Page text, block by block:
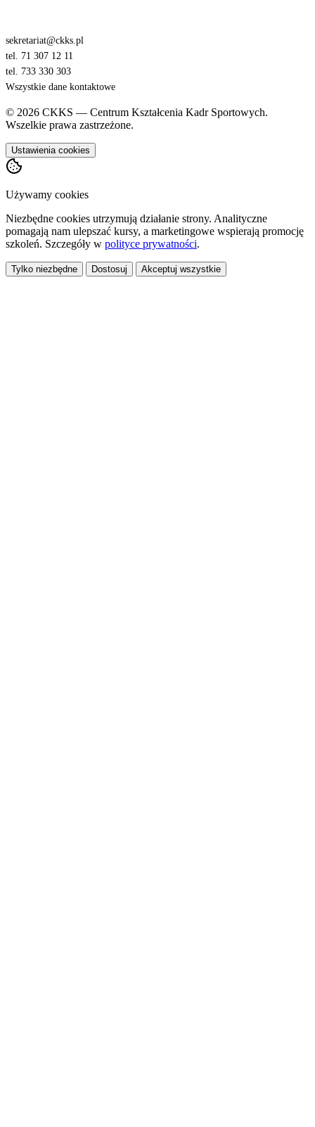
sekretariat@ckks.pl
tel. 71 307 12 11
tel. 733 330 303
Wszystkie dane kontaktowe
© 2026 CKKS — Centrum Kształcenia Kadr Sportowych.
Wszelkie prawa zastrzeżone.
Ustawienia cookies
Używamy cookies
Niezbędne cookies utrzymują działanie strony. Analityczne
pomagają nam ulepszać kursy, a marketingowe wspierają promocję
szkoleń. Szczegóły w polityce prywatności.
Tylko niezbędne Dostosuj Akceptuj wszystkie